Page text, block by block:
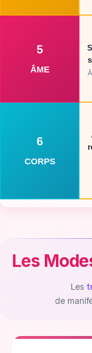
5
ÂME
6
CORPS
Les
Les
de